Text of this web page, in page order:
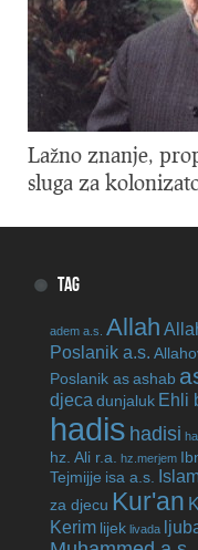
Lažno znanje,
sluga za
TAG
adem a.s. Allah
Poslanik a.s.
Poslanik asashab
djeca dunjaluk Ehli
hadis hadisi
hz. Ali r.a.
hz.merjem
Tejmijje isa a.s.
za djecu Kur'an
Kerim lijek livada